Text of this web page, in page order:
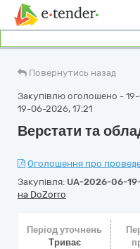
Повернутись назад
Закупівлю оголошено - 19-
19-06-2026, 17:21
Верстати та
Оголошення про
Закупівля: UA-2026-06-
на DoZorro
Період уточнень
Триває